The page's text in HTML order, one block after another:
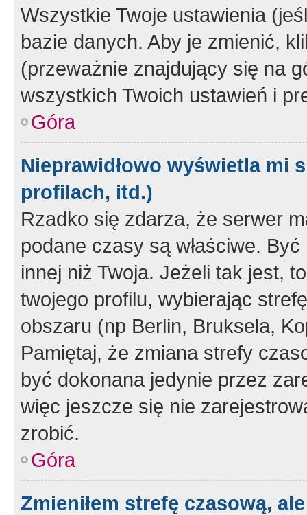
Wszystkie Twoje ustawienia
bazie danych. Aby je zmienić,
(przeważnie znajdujący się na
wszystkich Twoich ustawień i
Góra
Nieprawidłowo wyświetla mi
profilach, itd.)
Rzadko się zdarza, że serwer
podane czasy są właściwe.
innej niż Twoja. Jeżeli tak jest,
twojego profilu, wybierając
obszaru (np Berlin, Bruksela,
Pamiętaj, że zmiana strefy
być dokonana jedynie przez
więc jeszcze się nie
zrobić.
Góra
Zmieniłem strefę czasową,